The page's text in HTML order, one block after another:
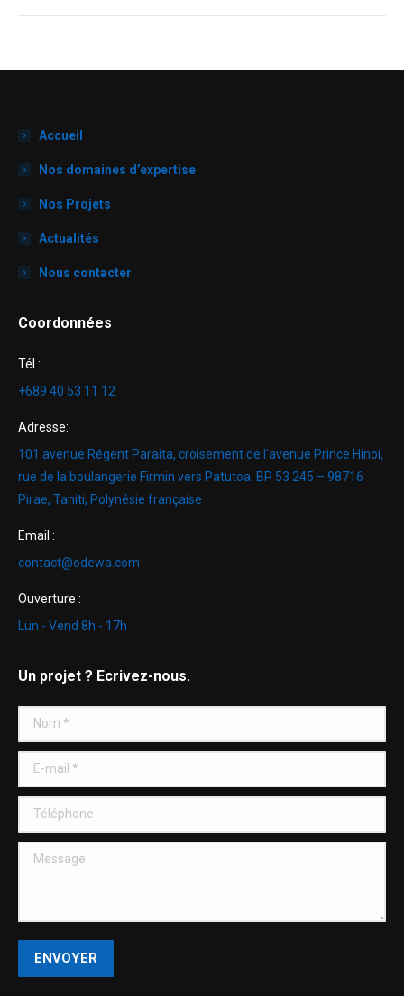
Accueil
Nos domaines d’expertise
Nos Projets
Actualités
Nous contacter
Coordonnées
Tél :
+689 40 53 11 12
Adresse:
101 avenue Régent Paraita, croisement de l'avenue Prince Hinoi,
rue de la boulangerie Firmin vers Patutoa. BP 53 245 – 98716
Pirae, Tahiti, Polynésie française
Email :
contact@odewa.com
Ouverture :
Lun - Vend 8h - 17h
Un projet ? Ecrivez-nous.
Nom *
E-mail *
Téléphone
Message
ENVOYER